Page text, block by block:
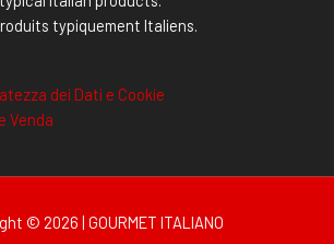
typiquement Italiens.
dei Dati e Cookie
Venda
© 2026 | GOURMET ITALIANO